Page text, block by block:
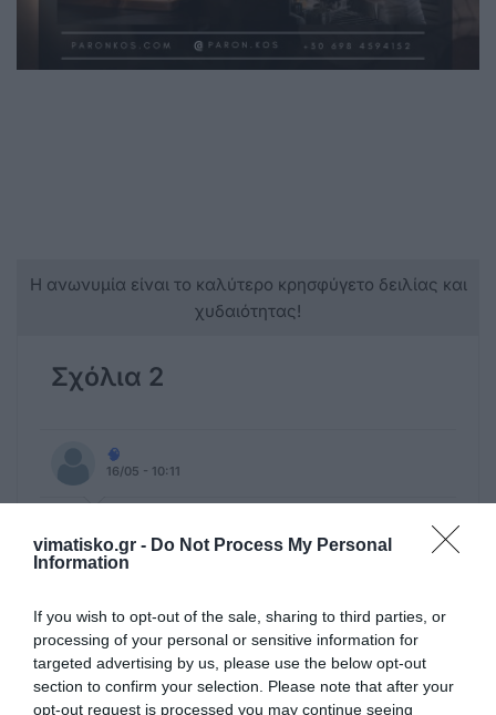
vimatisko.gr - Do Not Process My Personal
Information
If you wish to opt-out of the sale, sharing to third parties, or
processing of your personal or sensitive information for
targeted advertising by us, please use the below opt-out
section to confirm your selection. Please note that after your
opt-out request is processed you may continue seeing
Η ανωνυμία είναι το καλύτερο κρησφύγετο δειλίας και
χυδαιότητας!
Σχόλια 2
🧠
16/05 - 10:11
??
Ανώνυμος
15/05 - 20:16
!!!!
Τώρα αναλαμβάνουν τα φροντιστήρια!!!!